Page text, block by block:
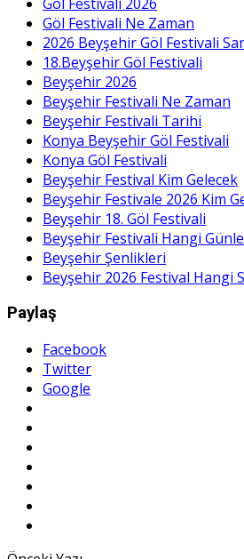
Göl Festivali Ne Zaman
2026 Beyşehir Göl Festivali
18.Beyşehir Göl Festivali
Beyşehir 2026
Beyşehir Festivali Ne Zaman
Beyşehir Festivali Tarihi
Konya Beyşehir Göl Festivali
Konya Göl Festivali
Beyşehir Festival Kim Gelecek
Beyşehir Festivale 2026 Kim
Beyşehir 18. Göl Festivali
Beyşehir Festivali Hangi
Beyşehir Şenlikleri
Beyşehir 2026 Festival Hangi
Paylaş
Facebook
Twitter
Google